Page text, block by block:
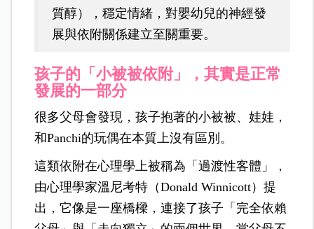
質醇），穩定情緒，對嬰幼兒的神經發
展與依附關係建立至關重要。
孩子的「小被被依附」，其實是正常
發展的一部分
很多父母會發現，孩子抱著的小被被、娃娃，
和Panchi的玩偶在本質上沒有區別。
這類依附在心理學上被稱為「過渡性客體」，
由心理學家溫尼考特（Donald Winnicott）提
出，它像是一座橋樑，連接了孩子「完全依賴